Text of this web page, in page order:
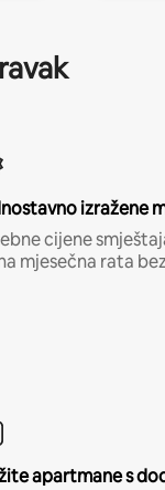
izražene
cijene
mjesečna rata
apartmane s